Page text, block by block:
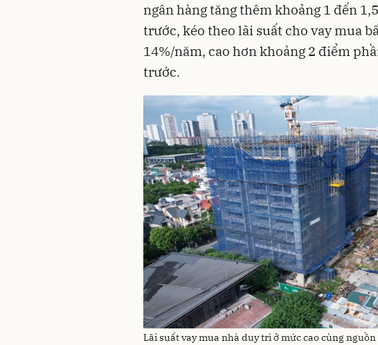
ngân hàng tăng thêm khoảng 1 đến
trước, kéo theo lãi suất cho vay mua
14%/năm, cao hơn khoảng 2 điểm
trước.
Lãi suất vay mua nhà duy trì ở mức cao cùng